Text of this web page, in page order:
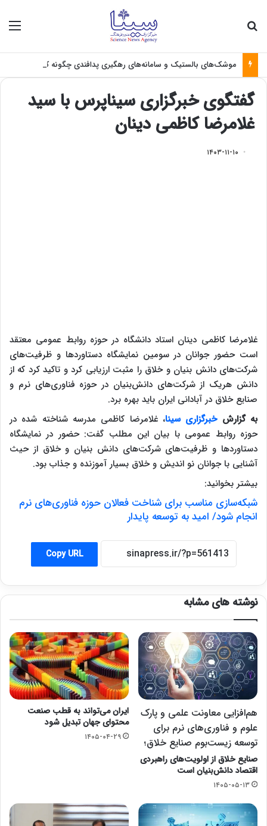
گفتگوی خبرگزاری سیناپرس با سید
غلامرضا کاظمی دینان
۱۴۰۳-۱۱-۱۰
غلامرضا کاظمی دینان استاد دانشگاه در حوزه روابط عمومی معتقد
است حضور جوانان در سومین نمایشگاه دستاوردها و ظرفیت‌های
شرکت‌های دانش بنیان و خلاق را مثبت ارزیابی کرد و تاکید کرد که از
دانش هریک از شرکت‌های دانش‌بنیان در حوزه فناوری‌های نرم و
صنایع خلاق در آبادانی ایران باید بهره برد.
به گزارشخبرگزاری سینا، غلامرضا کاظمی مدرسه شناخته شده در
حوزه روابط عمومی با بیان این مطلب گفت: حضور در نمایشگاه
دستاوردها و ظرفیت‌های شرکت‌های دانش بنیان و خلاق از حیث
آشنایی با جوانان نو اندیش و خلاق بسیار آموزنده و جذاب بود.
بیشتر بخوانید:
شبکه‌سازی مناسب برای شناخت فعالان حوزه فناوری‌های نرم
انجام شود/ امید به توسعه پایدار
Copy URL
نوشته های مشابه
هم‌افزایی معاونت علمی و پارک
علوم و فناوری‌های نرم برای
توسعه زیست‌بوم صنایع خلاق؛
صنایع خلاق از اولویت‌های راهبردی
اقتصاد دانش‌بنیان است
۱۴۰۵-۰۵-۱۳
ایران می‌تواند به قطب صنعت
محتوای جهان تبدیل شود
۱۴۰۵-۰۴-۲۹